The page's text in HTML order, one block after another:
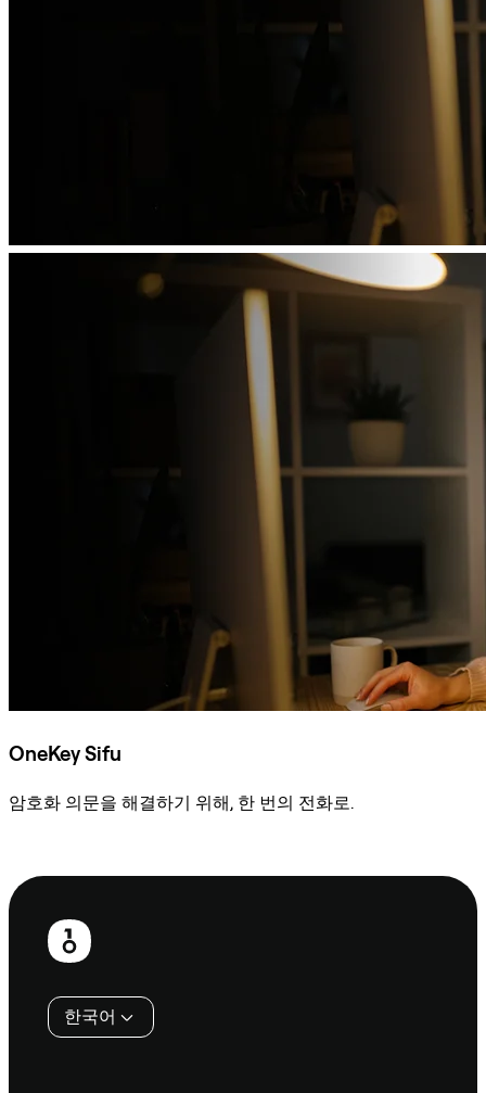
OneKey Sifu
암호화 의문을 해결하기 위해, 한 번의 전화로.
보
한국어